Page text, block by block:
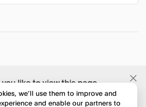
you like to view this page
in English?
we’ll use them to improve and
and enable our partners to